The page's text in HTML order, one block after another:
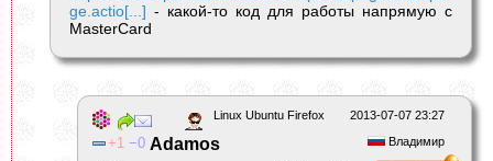
ge.actio[...] - какой-то код для работы напрямую с
MasterCard
2013-07-07 23:27
Linux Ubuntu Firefox
Владимир
1 0 Adamos